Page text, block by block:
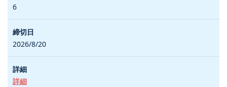
6
2026/8/20
詳細